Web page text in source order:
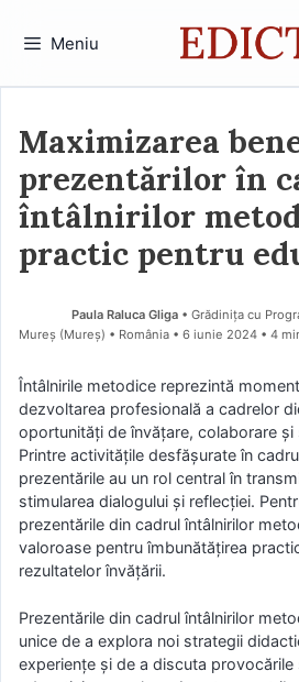
Meniu
Maximizarea
prezentărilor în
întâlnirilor
practic pentru
Paula Raluca Gliga • Grădinița cu
Mureș (Mureş) • România
6 iunie 2024 • 4
Întâlnirile metodice reprezintă
dezvoltarea profesională a cadrelor
oportunități de învățare, colaborare
Printre activitățile desfășurate în
prezentările au un rol central în
stimularea dialogului și reflecției.
prezentările din cadrul întâlnirilor
valoroase pentru îmbunătățirea
rezultatelor învățării.
Prezentările din cadrul întâlnirilor
unice de a explora noi strategii
experiențe și de a discuta